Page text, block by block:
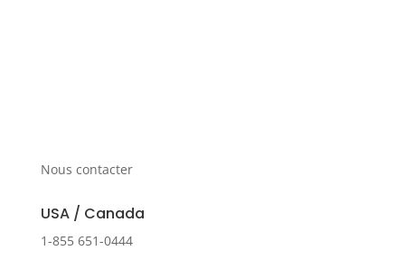
Nous contacter
USA / Canada
1-855 651-0444